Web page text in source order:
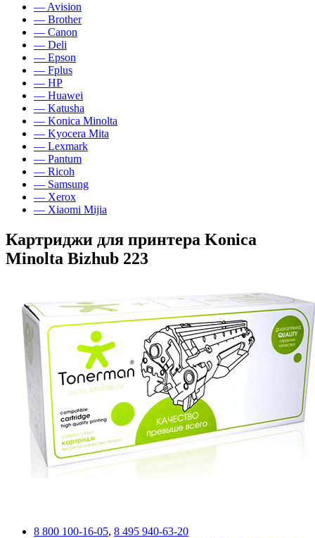
— Avision
— Brother
— Canon
— Deli
— Epson
— Fplus
— HP
— Huawei
— Katusha
— Konica Minolta
— Kyocera Mita
— Lexmark
— Pantum
— Ricoh
— Samsung
— Xerox
— Xiaomi Mijia
Картриджи для принтера Konica
Minolta Bizhub 223
8 800 100-16-05, 8 495 940-63-20